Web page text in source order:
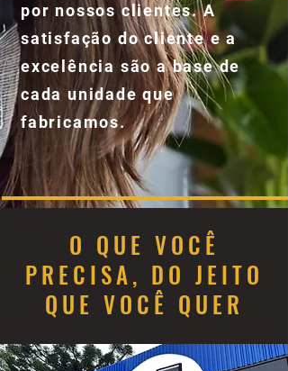
por nossos clientes. A
satisfação do cliente e a
excelência são a base de
cada unidade que
fabricamos.
O QUE VOCÊ
PRECISA, DO JEITO
QUE VOCÊ QUER